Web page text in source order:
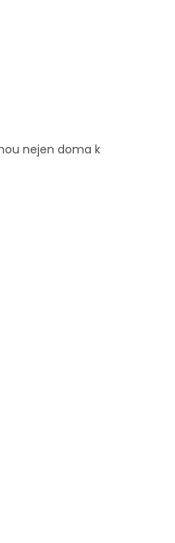
nejen doma k